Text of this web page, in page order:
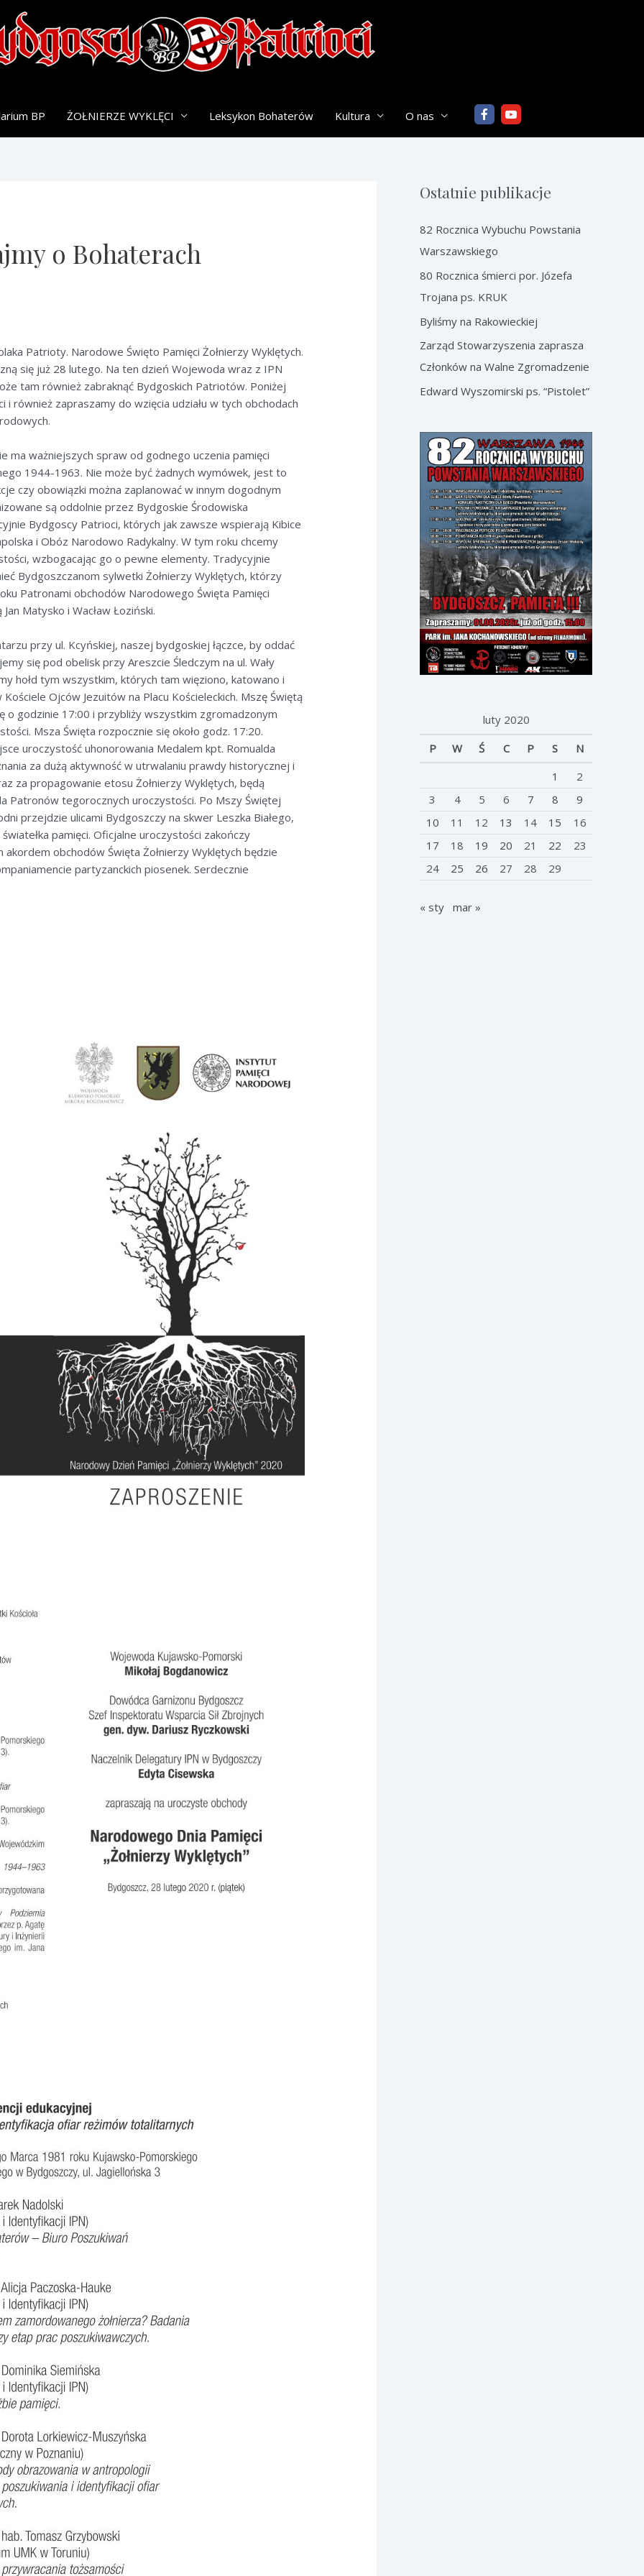
BP ŻOŁNIERZE WYKLĘCI Leksykon Bohaterów Kultura O nas
o Bohaterach
Patrioty. Narodowe Święto Pamięci Żołnierzy Wyklętych.
się już 28 lutego. Na ten dzień Wojewoda wraz z IPN
tam również zabraknąć Bydgoskich Patriotów. Poniżej
również zapraszamy do wzięcia udziału w tych obchodach
ma ważniejszych spraw od godnego uczenia pamięci
1944-1963. Nie może być żadnych wymówek, jest to
czy obowiązki można zaplanować w innym dogodnym
są oddolnie przez Bydgoskie Środowiska
Bydgoscy Patrioci, których jak zawsze wspierają Kibice
i Obóz Narodowo Radykalny. W tym roku chcemy
wzbogacając go o pewne elementy. Tradycyjnie
Bydgoszczanom sylwetki Żołnierzy Wyklętych, którzy
Patronami obchodów Narodowego Święta Pamięci
Matysko i Wacław Łoziński.
przy ul. Kcyńskiej, naszej bydgoskiej łączce, by oddać
się pod obelisk przy Areszcie Śledczym na ul. Wały
hołd tym wszystkim, których tam więziono, katowano i
Ojców Jezuitów na Placu Kościeleckich. Mszę Świętą
o godzinie 17:00 i przybliży wszystkim zgromadzonym
Msza Święta rozpocznie się około godz. 17:20.
uroczystość uhonorowania Medalem kpt. Romualda
za dużą aktywność w utrwalaniu prawdy historycznej i
za propagowanie etosu Żołnierzy Wyklętych, będą
Patronów tegorocznych uroczystości. Po Mszy Świętej
przejdzie ulicami Bydgoszczy na skwer Leszka Białego,
pamięci. Oficjalne uroczystości zakończy
obchodów Święta Żołnierzy Wyklętych będzie
partyzanckich piosenek. Serdecznie
Ostatnie publikacje
82 Rocznica Wybuchu Powstania
Warszawskiego
80 Rocznica śmierci por. Józefa
Trojana ps. KRUK
Byliśmy na Rakowieckiej
Zarząd Stowarzyszenia zaprasza
Członków na Walne Zgromadzenie
Edward Wyszomirski ps. “Pistolet”
luty 2020
P
W Ś C P S
N
1
2
3
4 5 6 7 8
9
10
11 12 13 14 15
16
17
18 19 20 21 22
23
24
25 26 27 28 29
« sty mar »